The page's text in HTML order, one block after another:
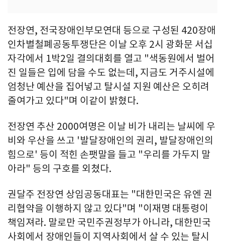
전장연, 전국장애인부모연대 등으로 구성된 420장애
인차별철폐공동투쟁단은 이날 오후 2시 광화문 서십
자각에서 1박2일 결의대회를 열고 "색동원에서 벌어
진 일들은 입에 담을 수도 없는데, 지금도 거주시설에
엄청난 예산을 집어넣고 탈시설 지원 예산은 오히려
줄여가고 있다"며 이같이 밝혔다.
전장연 추산 2000여명은 이날 비가 내리는 날씨에 우
비와 우산을 쓰고 '발달장애인의 권리, 발달장애인의
힘으로' 등이 적힌 손팻말을 들고 "우리를 가두지 말
아라" 등의 구호를 외쳤다.
권달주 전장연 상임공동대표는 "대한민국은 유엔 권
리협약을 이행하지 않고 있다"며 "이재명 대통령이
책임져라. 말로만 국민주권정부가 아니라, 대한민국
사회에서 장애인들이 지역사회에서 살 수 있는 탈시